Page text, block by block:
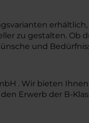
zu gestalten. Ob
und
. Wir bieten
Erwerb der B-